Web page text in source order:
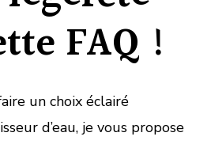
FAQ !
un choix éclairé
d’eau, je vous propose